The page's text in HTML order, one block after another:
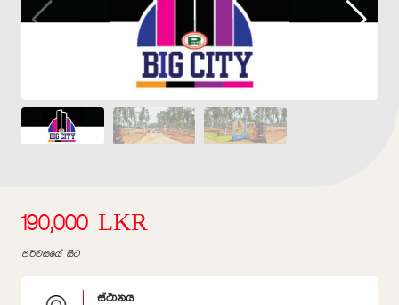
190,000 LKR
පර්චසයේ සිට
ස්ථානය